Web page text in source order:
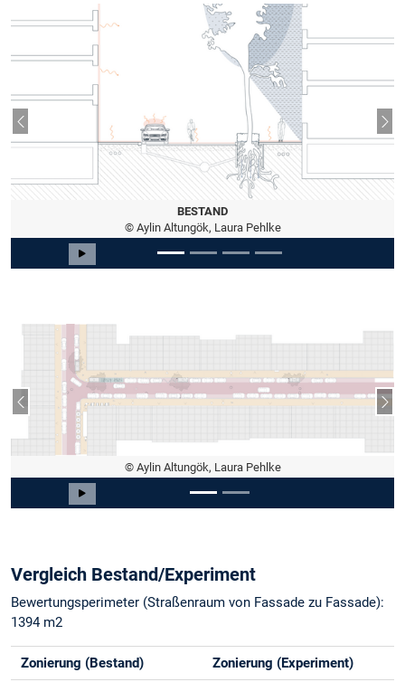
Carousel starten
BESTAND
© Aylin Altungök, Laura Pehlke
Vorheriger Slide
Slide 1 von 4
Carousel starten
© Aylin Altungök, Laura Pehlke
Vorheriger Slide
Slide 1 von 2
Vergleich Bestand/Experiment
Bewertungsperimeter (Straßenraum von Fassade zu Fassade):
1394 m2
Zonierung (Bestand) Zonierung (Experiment)